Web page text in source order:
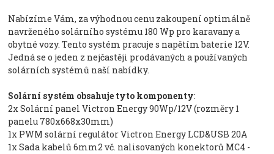
Nabízíme Vám, za výhodnou cenu zakoupení optimálně
navrženého solárního systému 180 Wp pro karavany a
obytné vozy. Tento systém pracuje s napětím baterie 12V.
Jedná se o jeden z nejčastěji prodávaných a používaných
solárních systémů naší nabídky.
Solární systém obsahuje tyto komponenty:
2x Solární panel Victron Energy 90Wp/12V (rozměry 1
panelu 780x668x30mm)
1x PWM solární regulátor Victron Energy LCD&USB 20A
1x Sada kabelů 6mm2 vč. nalisovaných konektorů MC4 -